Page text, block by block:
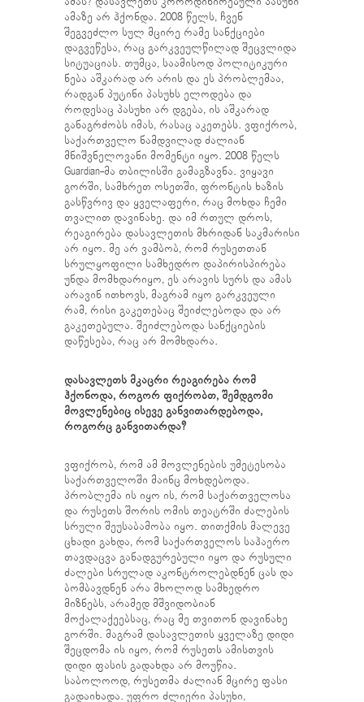
ამაზე არ ჰქონდა. 2008 წელს, ჩვენ
შეგვეძლო სულ მცირე რამე სანქციები
დაგვეწესა, რაც გარკვეულწილად შეცვლიდა
სიტუაციას. თუმცა, საამისოდ პოლიტიკური
ნება აშკარად არ არის და ეს პრობლემაა,
რადგან პუტინი პასუხს ელოდება და
როდესაც პასუხი არ დგება, ის აშკარად
განაგრძობს იმას, რასაც აკეთებს. ვფიქრობ,
საქართველო ნამდვილად ძალიან
მნიშვნელოვანი მომენტი იყო. 2008 წელს
Guardian-მა თბილისში გამაგზავნა. ვიყავი
გორში, სამხრეთ ოსეთში, ფრონტის ხაზის
გასწვრივ და ყველაფერი, რაც მოხდა ჩემი
თვალით დავინახე. და იმ რთულ დროს,
რეაგირება დასავლეთის მხრიდან საკმარისი
არ იყო. მე არ ვამბობ, რომ რუსეთთან
სრულყოფილი სამხედრო დაპირისპირება
უნდა მომხდარიყო, ეს არავის სურს და ამას
არავინ ითხოვს, მაგრამ იყო გარკვეული
რამ, რისი გაკეთებაც შეიძლებოდა და არ
გაკეთებულა. შეიძლებოდა სანქციების
დაწესება, რაც არ მომხდარა.
დასავლეთს მკაცრი რეაგირება რომ
ჰქონოდა, როგორ ფიქრობთ, შემდგომი
მოვლენებიც ისევე განვითარდებოდა,
როგორც განვითარდა?
ვფიქრობ, რომ ამ მოვლენების უმეტესობა
საქართველოში მაინც მოხდებოდა.
პრობლემა ის იყო ის, რომ საქართველოსა
და რუსეთს შორის ომის თეატრში ძალების
სრული შეუსაბამობა იყო. თითქმის მალევე
ცხადი გახდა, რომ საქართველოს საჰაერო
თავდაცვა განადგურებული იყო და რუსული
ძალები სრულად აკონტროლებდნენ ცას და
ბომბავდნენ არა მხოლოდ სამხედრო
მიზნებს, არამედ მშვიდობიან
მოქალაქეებსაც, რაც მე თვითონ დავინახე
გორში. მაგრამ დასავლეთის ყველაზე დიდი
შეცდომა ის იყო, რომ რუსეთს ამისთვის
დიდი ფასის გადახდა არ მოუწია.
საბოლოოდ, რუსეთმა ძალიან მცირე ფასი
გადაიხადა. უფრო ძლიერი პასუხი,